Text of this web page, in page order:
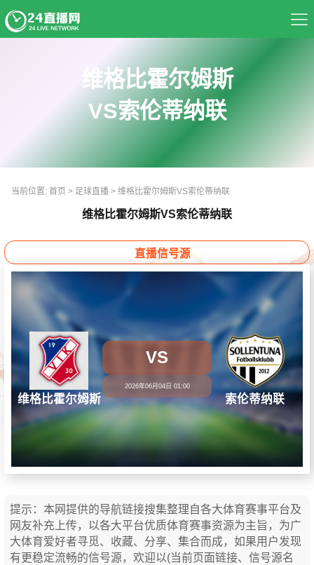
足球直播
资讯
热门球队
推荐录像
精彩视频
维格比霍尔姆斯
VS索伦蒂纳联
当前位置: 首页 > 足球直播> 维格比霍尔姆斯VS索伦蒂纳联
维格比霍尔姆斯VS索伦蒂纳联
直播信号源
维格比霍尔姆斯
VS
2026年06月04日 01:00
索伦蒂纳联
提示：本网提供的导航链接搜集整理自各大体育赛事平台及
网友补充上传，以各大平台优质体育赛事资源为主旨，为广
大体育爱好者寻觅、收藏、分享、集合而成，如果用户发现
有更稳定流畅的信号源，欢迎以(当前页面链接、信号源名